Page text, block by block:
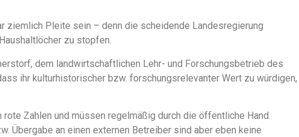
ziemlich Pleite sein – denn die scheidende Landesregierung
zu stopfen.
dem landwirtschaftlichen Lehr- und Forschungsbetrieb des
ihr kulturhistorischer bzw. forschungsrelevanter Wert zu würdigen,
Zahlen und müssen regelmäßig durch die öffentliche Hand
Übergabe an einen externen Betreiber sind aber eben keine